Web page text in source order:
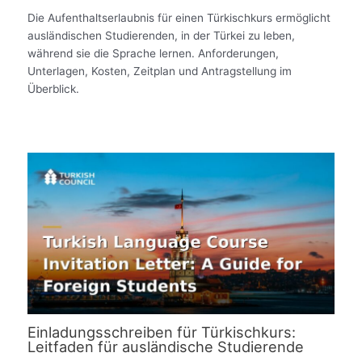
Die Aufenthaltserlaubnis für einen Türkischkurs ermöglicht
ausländischen Studierenden, in der Türkei zu leben,
während sie die Sprache lernen. Anforderungen,
Unterlagen, Kosten, Zeitplan und Antragstellung im
Überblick.
Einladungsschreiben für Türkischkurs:
Leitfaden für ausländische Studierende